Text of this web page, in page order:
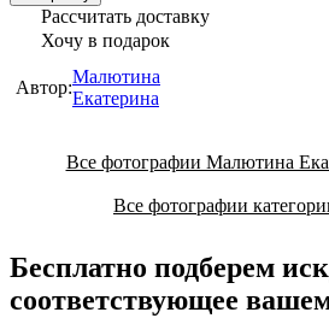
Рассчитать доставку
Хочу в подарок
Автор:
Малютина
Екатерина
Все фотографии Малютина
Все фотографии
Бесплатно подберем
соответствующее